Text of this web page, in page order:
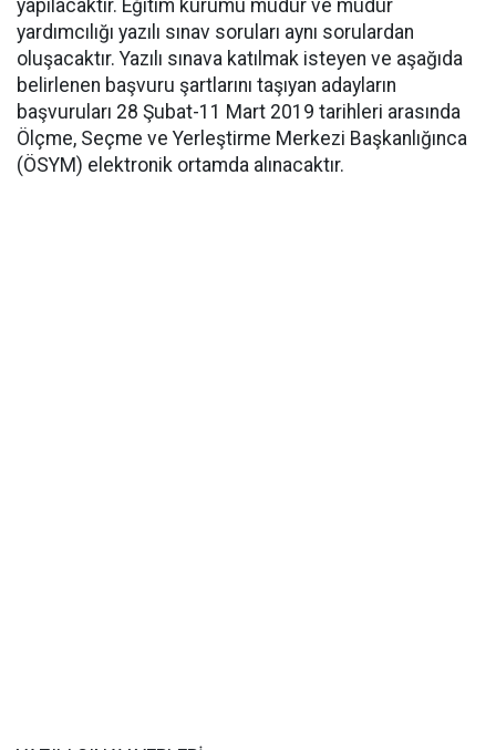
yapılacaktır. Eğitim kurumu müdür ve müdür
yardımcılığı yazılı sınav soruları aynı sorulardan
oluşacaktır. Yazılı sınava katılmak isteyen ve aşağıda
belirlenen başvuru şartlarını taşıyan adayların
başvuruları 28 Şubat-11 Mart 2019 tarihleri arasında
Ölçme, Seçme ve Yerleştirme Merkezi Başkanlığınca
(ÖSYM) elektronik ortamda alınacaktır.